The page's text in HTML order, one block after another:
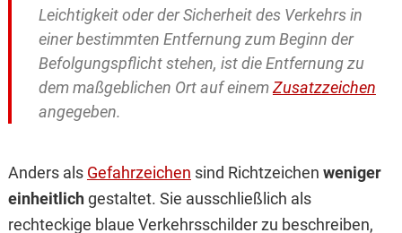
Leichtigkeit oder der Sicherheit des Verkehrs in
einer bestimmten Entfernung zum Beginn der
Befolgungspflicht stehen, ist die Entfernung zu
dem maßgeblichen Ort auf einemZusatzzeichen
angegeben.
Anders als Gefahrzeichen sind Richtzeichen weniger
einheitlichgestaltet. Sie ausschließlich als
rechteckige blaue Verkehrsschilder zu beschreiben,